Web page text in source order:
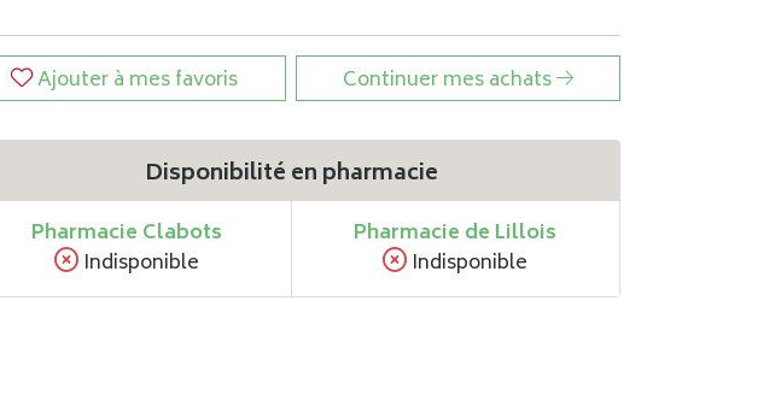
Ajouter à mes favoris Continuer mes achats
Disponibilité en pharmacie
Pharmacie Clabots
Indisponible
Pharmacie de Lillois
Indisponible